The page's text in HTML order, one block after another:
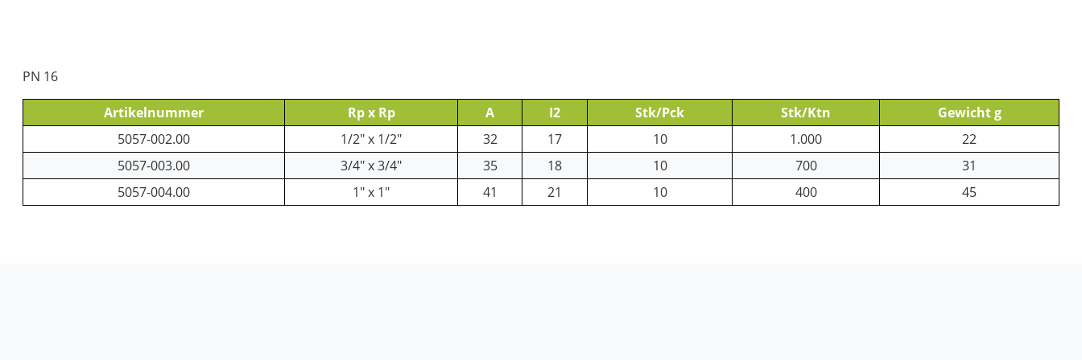
PN 16
Artikelnummer Rp x Rp A I2 Stk/Pck Stk/Ktn
Gewicht g
5057-002.00
1/2" x 1/2" 32 17 10 1.000
22
5057-003.00
3/4" x 3/4" 35 18 10 700
31
5057-004.00
1" x 1" 41 21 10 400 45